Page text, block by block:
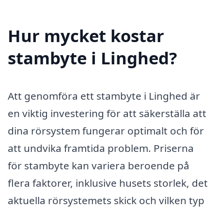
Hur mycket kostar
stambyte i Linghed?
Att genomföra ett stambyte i Linghed är
en viktig investering för att säkerställa att
dina rörsystem fungerar optimalt och för
att undvika framtida problem. Priserna
för stambyte kan variera beroende på
flera faktorer, inklusive husets storlek, det
aktuella rörsystemets skick och vilken typ